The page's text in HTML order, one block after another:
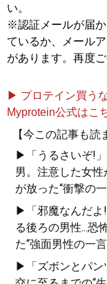
い。
※認証メールが届
ているか、メール
があります。再度ご
▶ プロテイン買う
Myprotein公式はこ
【今この記事も読
▶「うるさいぞ!
男。注意した女
が放った“衝撃の
▶「邪魔なんだよ
る後ろの男性...恐
た“強面男性の一
▶「ズボンとパン